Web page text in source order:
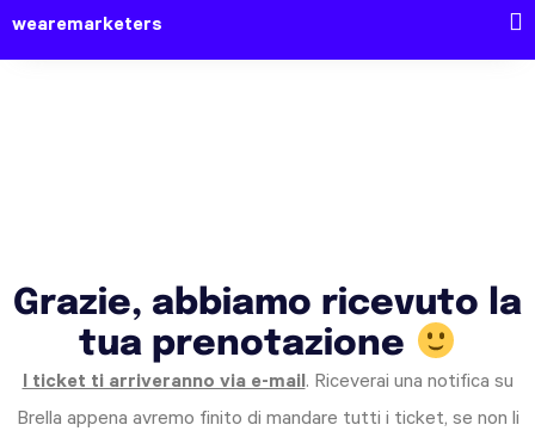
wearemarketers
Grazie, abbiamo ricevuto la
tua prenotazione
I ticket ti arriveranno via e-mail. Riceverai una notifica su
Brella appena avremo finito di mandare tutti i ticket, se non li